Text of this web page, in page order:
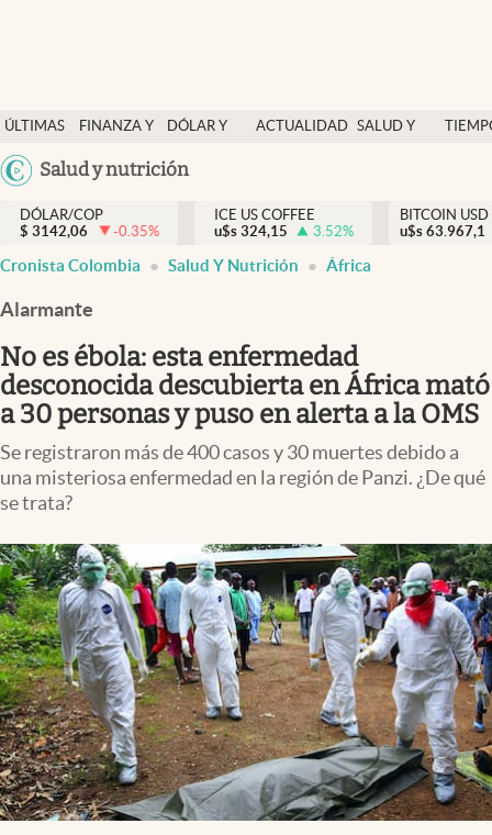
ÚLTIMAS
NOTICIAS
FINANZA Y
DÓLAR Y
ACTUALIDAD SALUD Y
México
Salud y nutrición
Salud y nutrición
Vida espiritual
Actualidad
Colombia
DÓLAR/COP
$ 3142,06 -0.35%
ICE US COFFEE
u$s 324,15 3.52%
BITCOIN USD
u$s 63.967,1
Cronista Colombia Salud Y Nutrición África
Alarmante
No es ébola: esta enfermedad
desconocida descubierta en África mató
a 30 personas y puso en alerta a la OMS
Se registraron más de 400 casos y 30 muertes debido a
una misteriosa enfermedad en la región de Panzi. ¿De qué
se trata?